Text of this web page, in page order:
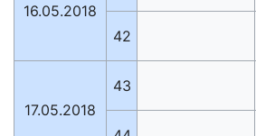
16.05.2018
42
17.05.2018
43